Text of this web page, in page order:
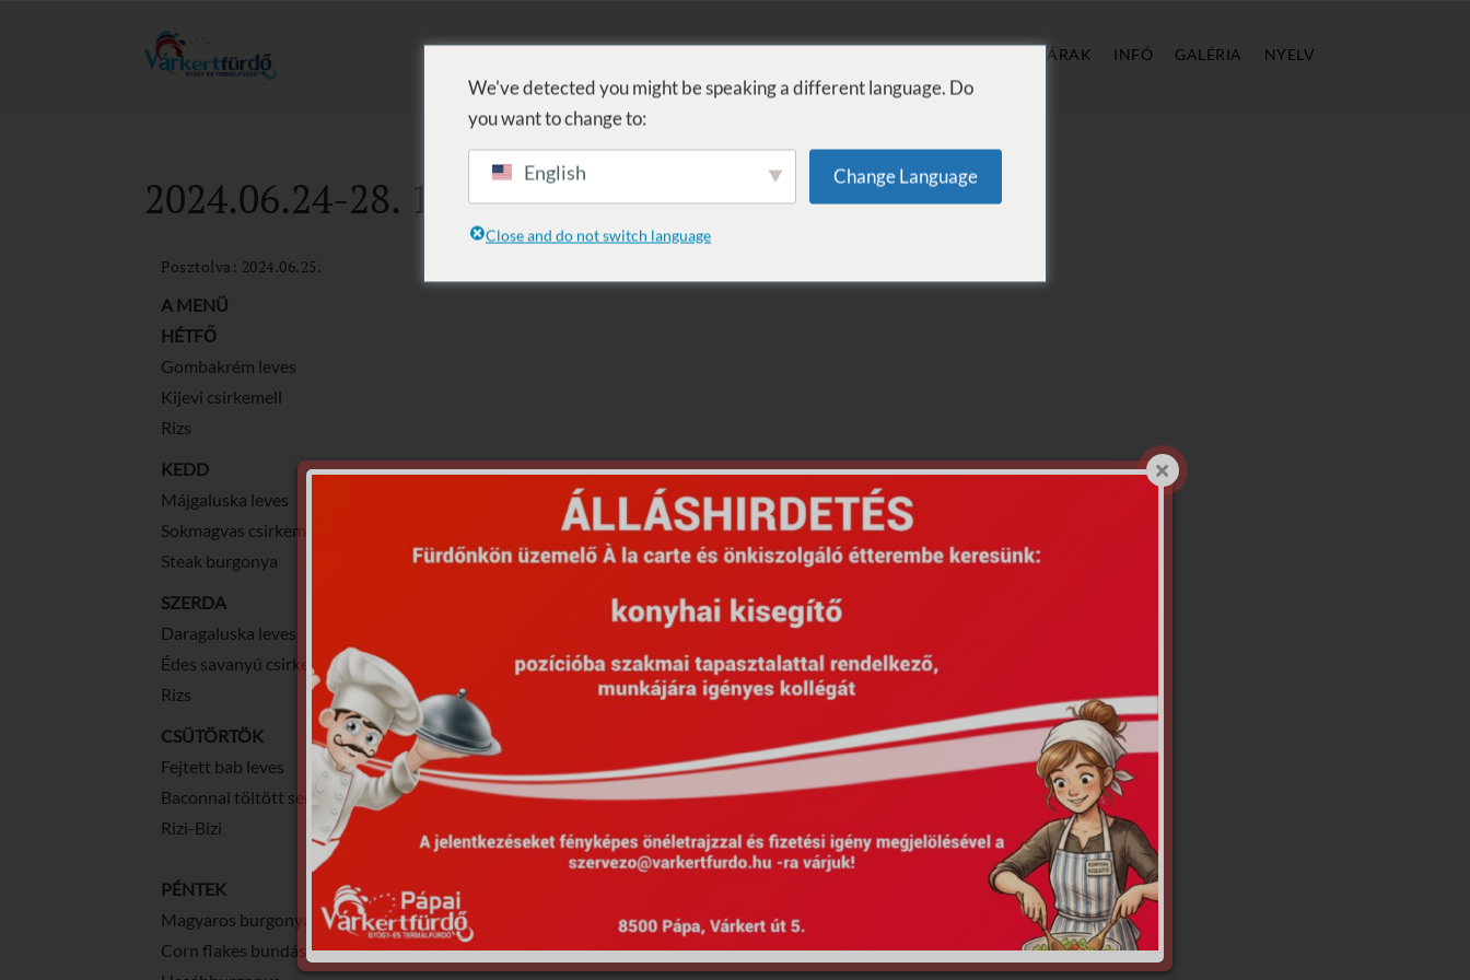
ÁRAK INFÓ GALÉRIA NYELV
2024.06.24-28. 11-14 óráig
Posztolva: 2024.06.25.
A MENÜ
HÉTFŐ
Gombakrém leves
Kijevi csirkemell
Rizs
KEDD
Májgaluska leves
Sokmagvas csirkemell
Steak burgonya
SZERDA
Daragaluska leves
Édes savanyú csirkemell
Rizs
CSÜTÖRTÖK
Fejtett bab leves
Baconnal töltött sertés borda
Rizi-Bizi
PÉNTEK
Magyaros burgonya leves
Corn flakes bundás csirkemell
We've detected you might be speaking a different language. Do
you want to change to:
English Change Language
Close and do not switch language